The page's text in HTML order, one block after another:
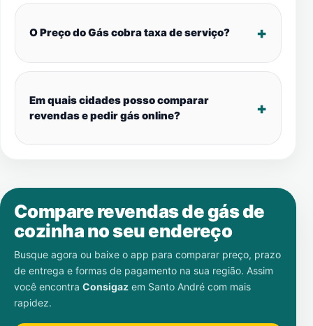
O Preço do Gás cobra taxa de serviço?
Em quais cidades posso comparar
revendas e pedir gás online?
Compare revendas de gás de
cozinha no seu endereço
Busque agora ou baixe o app para comparar preço, prazo
de entrega e formas de pagamento na sua região. Assim
você encontra Consigaz em Santo André com mais
rapidez.